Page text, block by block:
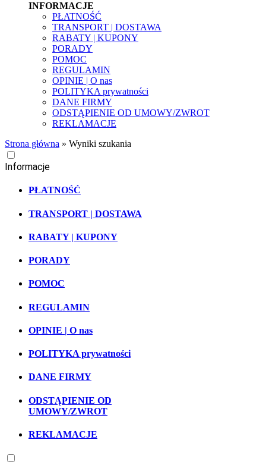
INFORMACJE
PŁATNOŚĆ
TRANSPORT | DOSTAWA
RABATY | KUPONY
PORADY
POMOC
REGULAMIN
OPINIE | O nas
POLITYKA prywatności
DANE FIRMY
ODSTĄPIENIE OD UMOWY/ZWROT
REKLAMACJE
Strona główna » Wyniki szukania
Informacje
PŁATNOŚĆ
TRANSPORT | DOSTAWA
RABATY | KUPONY
PORADY
POMOC
REGULAMIN
OPINIE | O nas
POLITYKA prywatności
DANE FIRMY
ODSTĄPIENIE OD
UMOWY/ZWROT
REKLAMACJE